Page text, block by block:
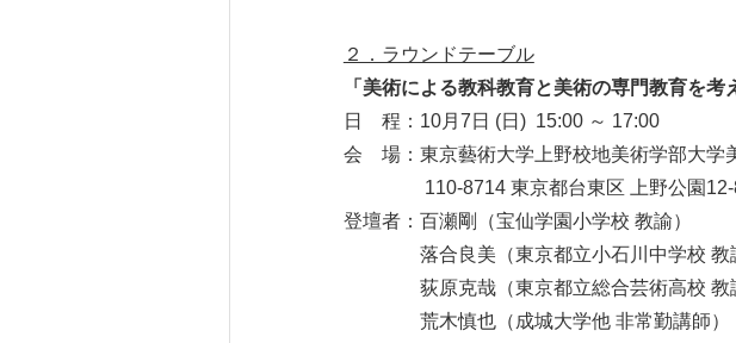
２．ラウンドテーブル
「美術による教科教育と美術の専門教育を考
日 程：10月7日 (日) 15:00 ～ 17:00
会 場：東京藝術大学上野校地美術学部大学
110-8714 東京都台東区 上野公園12-
登壇者：百瀬剛（宝仙学園小学校 教諭）
落合良美（東京都立小石川中学校 教
荻原克哉（東京都立総合芸術高校 教
荒木慎也（成城大学他 非常勤講師）